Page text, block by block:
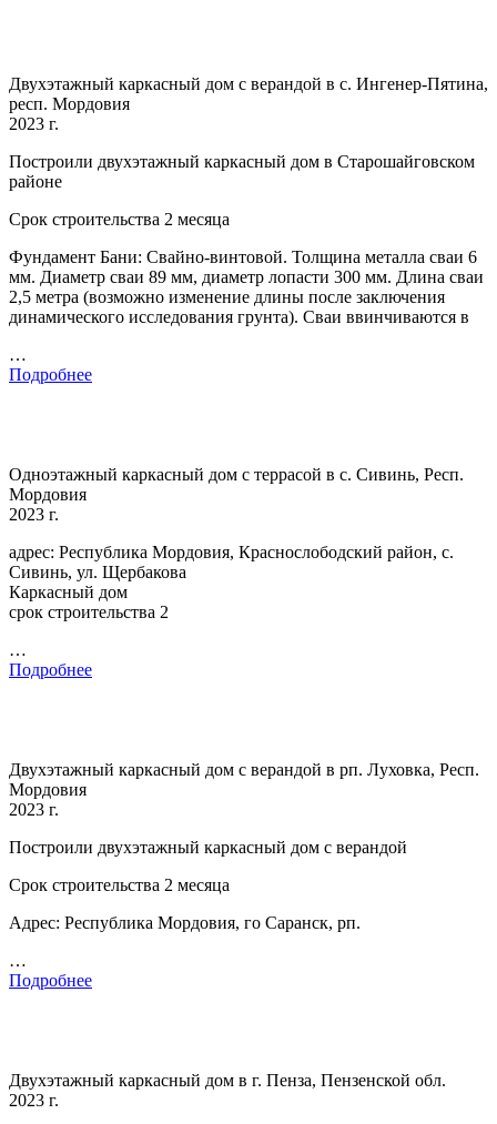
Двухэтажный каркасный дом с верандой в с. Ингенер-Пятина,
респ. Мордовия
2023 г.
Построили двухэтажный каркасный дом в Старошайговском
районе
Срок строительства 2 месяца
Фундамент Бани: Свайно-винтовой. Толщина металла сваи 6
мм. Диаметр сваи 89 мм, диаметр лопасти 300 мм. Длина сваи
2,5 метра (возможно изменение длины после заключения
динамического исследования грунта). Сваи ввинчиваются в
…
Подробнее
Одноэтажный каркасный дом с террасой в с. Сивинь, Респ.
Мордовия
2023 г.
адрес: Республика Мордовия, Краснослободский район, с.
Сивинь, ул. Щербакова
Каркасный дом
срок строительства 2
…
Подробнее
Двухэтажный каркасный дом с верандой в рп. Луховка, Респ.
Мордовия
2023 г.
Построили двухэтажный каркасный дом с верандой
Срок строительства 2 месяца
Адрес: Республика Мордовия, го Саранск, рп.
…
Подробнее
Двухэтажный каркасный дом в г. Пенза, Пензенской обл.
2023 г.